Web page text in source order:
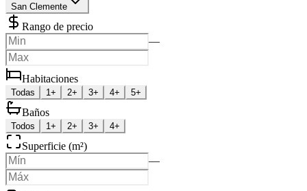
San Clemente
Rango de precio
—
Habitaciones
Todas 1+ 2+ 3+ 4+ 5+
Baños
Todos 1+ 2+ 3+ 4+
Superficie (m²)
—